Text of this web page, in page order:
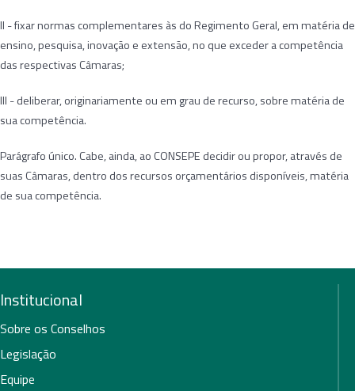
II - fixar normas complementares às do Regimento Geral, em matéria de
ensino, pesquisa, inovação e extensão, no que exceder a competência
das respectivas Câmaras;
III - deliberar, originariamente ou em grau de recurso, sobre matéria de
sua competência.
Parágrafo único. Cabe, ainda, ao CONSEPE decidir ou propor, através de
suas Câmaras, dentro dos recursos orçamentários disponíveis, matéria
de sua competência.
Institucional
Sobre os Conselhos
Legislação
Equipe